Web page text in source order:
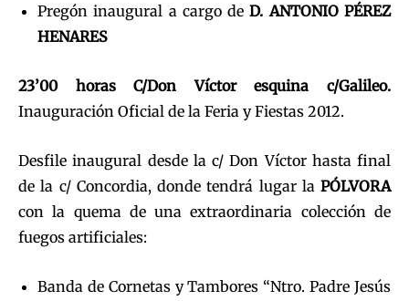
Pregón inaugural a cargo de D. ANTONIO PÉREZ
HENARES
23’00 horas C/Don Víctor esquina c/Galileo.
Inauguración Oficial de la Feria y Fiestas 2012.
Desfile inaugural desde la c/ Don Víctor hasta final
de la c/ Concordia, donde tendrá lugar la PÓLVORA
con la quema de una extraordinaria colección de
fuegos artificiales:
Banda de Cornetas y Tambores “Ntro. Padre Jesús